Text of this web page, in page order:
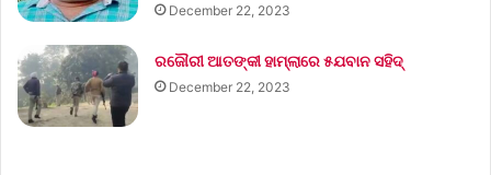
December 22, 2023
ରଜୌରୀ ଆତଙ୍କୀ ହାମ୍‌ଲାରେ ୫ଯବାନ ସହିଦ୍
December 22, 2023